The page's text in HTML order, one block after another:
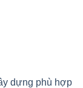
dựng phù hợp